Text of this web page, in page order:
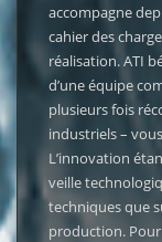
accompagne
cahier des
réalisation. ATI
d’une équipe
plusieurs fois
industriels –
L’innovation
veille
techniques que
production. Pour